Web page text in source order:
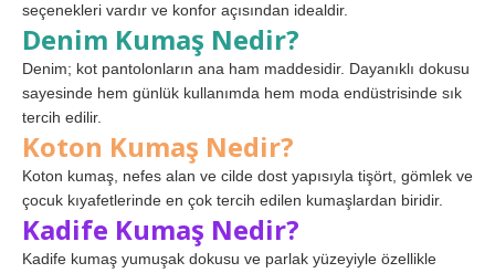
seçenekleri vardır ve konfor açısından idealdir.
Denim Kumaş Nedir?
Denim; kot pantolonların ana ham maddesidir. Dayanıklı dokusu
sayesinde hem günlük kullanımda hem moda endüstrisinde sık
tercih edilir.
Koton Kumaş Nedir?
Koton kumaş, nefes alan ve cilde dost yapısıyla tişört, gömlek ve
çocuk kıyafetlerinde en çok tercih edilen kumaşlardan biridir.
Kadife Kumaş Nedir?
Kadife kumaş yumuşak dokusu ve parlak yüzeyiyle özellikle